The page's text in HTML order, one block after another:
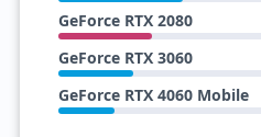
GeForce RTX 2080
GeForce RTX 3060
GeForce RTX 4060 Mobile